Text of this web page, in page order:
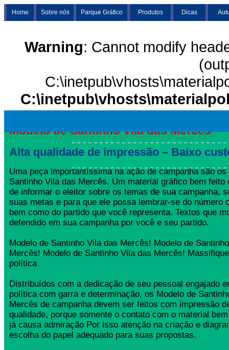
Home Sobre nós Parque Gráfico Produtos Dicas
Warning: Cannot modify
Modelo de Santinho Vila das Mercês
Alta qualidade de impressão – Baixo
Uma peça importantíssima na ação de campanha são os
Santinho Vila das Mercês. Um material gráfico bem feito
de informar o eleitor sobre os temas de sua campanha,
suas metas e para que ele possa lembrar-se do número
bem como do partido que você representa. Textos que
defendido em sua campanha por você e seu partido.
Modelo de Santinho Vila das Mercês! Modelo de
Mercês! Modelo de Santinho Vila das Mercês!
política
Distribuídos com a dedicação de seu pessoal engajado
política com garra e determinação, os Modelo de
Mercês de campanha devem ser feitos com impressão
qualidade, porque somente o contato com o material
já causa admiração Por isso atenção na criação e
escolha do papel adequado para suas propostas.